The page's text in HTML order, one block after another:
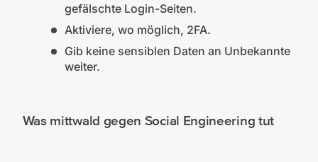
gefälschte Login-Seiten.
Aktiviere, wo möglich, 2FA.
Gib keine sensiblen Daten an Unbekannte
weiter.
Was mittwald gegen Social Engineering tut